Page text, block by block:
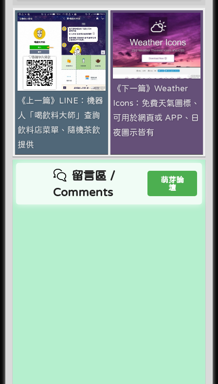
《上一篇》LINE：機器
人「喝飲料大師」查詢
飲料店菜單、隨機茶飲
提供
《下一篇》Weather
Icons：免費天氣圖標、
可用於網頁或 APP、日
夜圖示皆有
留言區 /
Comments
萌芽論
壇